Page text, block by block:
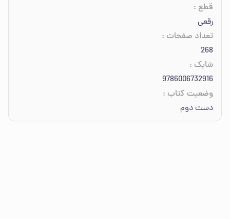
قطع :
رقعی
تعداد صفحات :
268
شابک :
9786006732916
وضعیت کتاب :
دست دوم